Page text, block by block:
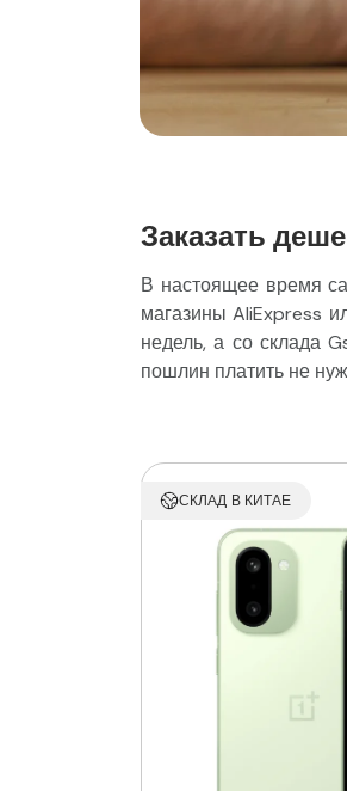
Заказать
В настоящее время
магазины AliExpress
недель, а со склада
пошлин платить не
СКЛАД В КИТАЕ